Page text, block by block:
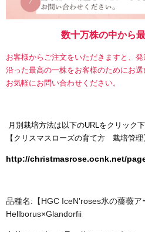
数十万株の中から
お客様からご注文をいただきますと、
沿った最高の一株をお客様のためにお
お気軽にお問い合わせください。
月別栽培方法は以下のURLをクリック下
【 クリスマスローズの育て方 栽培管理
http://christmasrose.ocnk.net/
品種名:【HGC IceN'roses氷の薔薇ア
Hellborus×Glandorfii